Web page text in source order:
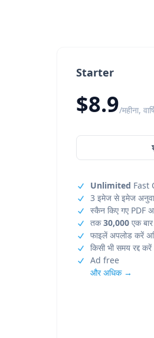
Starter
$8.9/महीना,
Unlimited Fast
3 इमेज से इमेज
स्कैन किए गए PDF
तक30,000 एक
फाइलें अपलोड करें
किसी भी समय रद्द करें
Ad free
और अधिक →